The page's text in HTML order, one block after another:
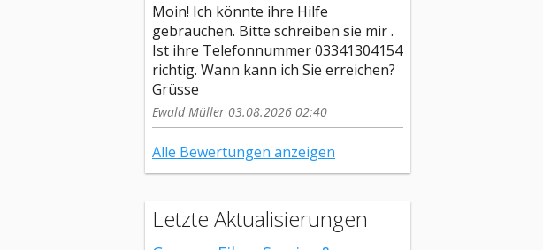
Moin! Ich könnte ihre Hilfe
gebrauchen. Bitte schreiben sie mir .
Ist ihre Telefonnummer 03341304154
richtig. Wann kann ich Sie erreichen?
Grüsse
Ewald Müller 03.08.2026 02:40
Alle Bewertungen anzeigen
Letzte Aktualisierungen